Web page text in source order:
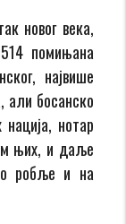
новог века,
помињана
највише
али босанско
нотар
њих, и даље
робље и на